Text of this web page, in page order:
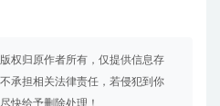
权归原作者所有，仅提供信息存
承担相关法律责任，若侵犯到你
快给予删除处理！